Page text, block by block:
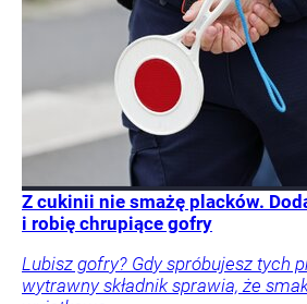
Z cukinii nie smażę placków.
i robię chrupiące gofry
Lubisz gofry? Gdy spróbujesz tych
wytrawny składnik sprawia, że